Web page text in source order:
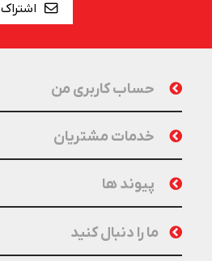
اشتراک
حساب کاربری من
خدمات مشتریان
پیوند ها
ما را دنبال کنید